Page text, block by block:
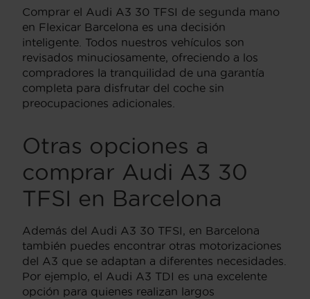
Comprar el Audi A3 30 TFSI de segunda mano
en Flexicar Barcelona es una decisión
inteligente. Todos nuestros vehículos son
revisados minuciosamente, ofreciendo a los
compradores la tranquilidad de una garantía
completa para disfrutar del coche sin
preocupaciones adicionales.
Otras opciones a
comprar Audi A3 30
TFSI en Barcelona
Además del Audi A3 30 TFSI, en Barcelona
también puedes encontrar otras motorizaciones
del A3 que se adaptan a diferentes necesidades.
Por ejemplo, el Audi A3 TDI es una excelente
opción para quienes realizan largos